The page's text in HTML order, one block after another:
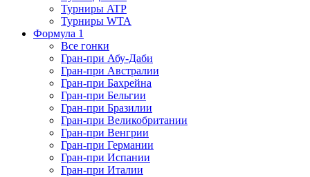
Турниры ATP
Турниры WTA
Формула 1
Все гонки
Гран-при Абу-Даби
Гран-при Австралии
Гран-при Бахрейна
Гран-при Бельгии
Гран-при Бразилии
Гран-при Великобритании
Гран-при Венгрии
Гран-при Германии
Гран-при Испании
Гран-при Италии